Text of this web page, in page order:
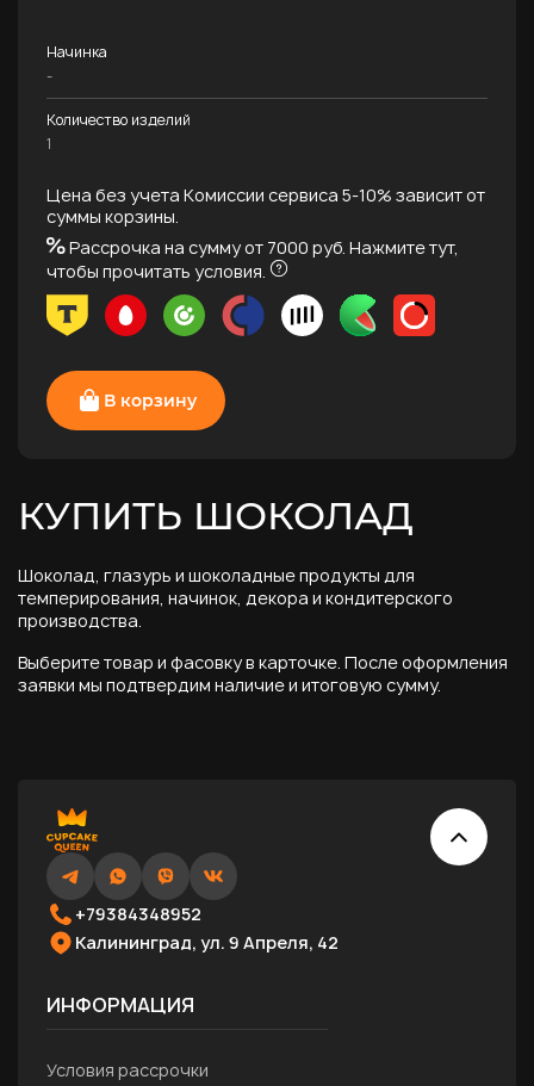
Начинка
-
Количество изделий
1
Цена без учета Комиссии сервиса 5-10% зависит от
суммы корзины.
Рассрочка на сумму от 7000 руб. Нажмите тут,
чтобы прочитать условия.
В корзину
КУПИТЬ ШОКОЛАД
Шоколад, глазурь и шоколадные продукты для
темперирования, начинок, декора и кондитерского
производства.
Выберите товар и фасовку в карточке. После оформления
заявки мы подтвердим наличие и итоговую сумму.
+79384348952
Калининград, ул. 9 Апреля, 42
ИНФОРМАЦИЯ
Условия рассрочки